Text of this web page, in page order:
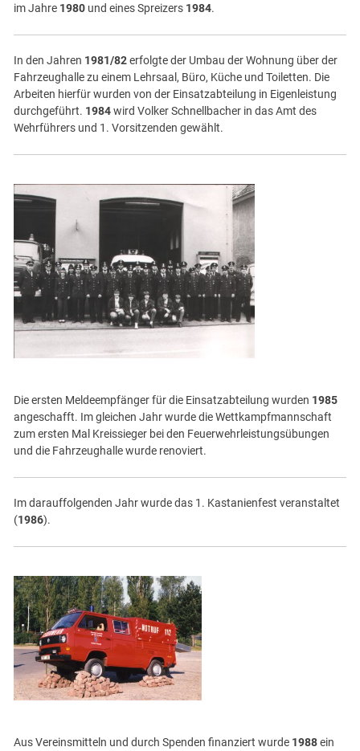
im Jahre 1980 und eines Spreizers 1984.
In den Jahren 1981/82erfolgte der Umbau der Wohnung über der
Fahrzeughalle zu einem Lehrsaal, Büro, Küche und Toiletten. Die
Arbeiten hierfür wurden von der Einsatzabteilung in Eigenleistung
durchgeführt. 1984wird Volker Schnellbacher in das Amt des
Wehrführers und 1. Vorsitzenden gewählt.
Die ersten Meldeempfänger für die Einsatzabteilung wurden 1985
angeschafft. Im gleichen Jahr wurde die Wettkampfmannschaft
zum ersten Mal Kreissieger bei den Feuerwehrleistungsübungen
und die Fahrzeughalle wurde renoviert.
Im darauffolgenden Jahr wurde das 1. Kastanienfest veranstaltet
(1986).
Aus Vereinsmitteln und durch Spenden finanziert wurde 1988ein